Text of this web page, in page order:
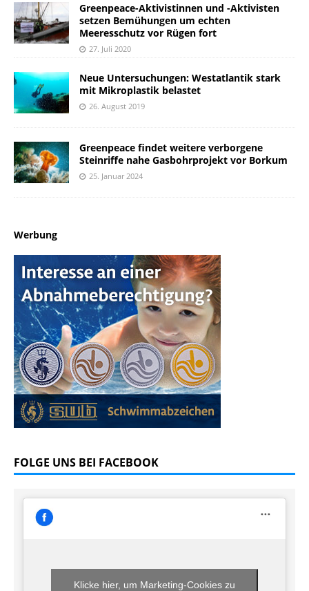
Greenpeace-Aktivistinnen und -Aktivisten
setzen Bemühungen um echten
Meeresschutz vor Rügen fort
27. Juli 2020
Neue Untersuchungen: Westatlantik stark
mit Mikroplastik belastet
26. August 2019
Greenpeace findet weitere verborgene
Steinriffe nahe Gasbohrprojekt vor Borkum
25. Januar 2024
Werbung
FOLGE UNS BEI FACEBOOK
Klicke hier, um Marketing-Cookies zu